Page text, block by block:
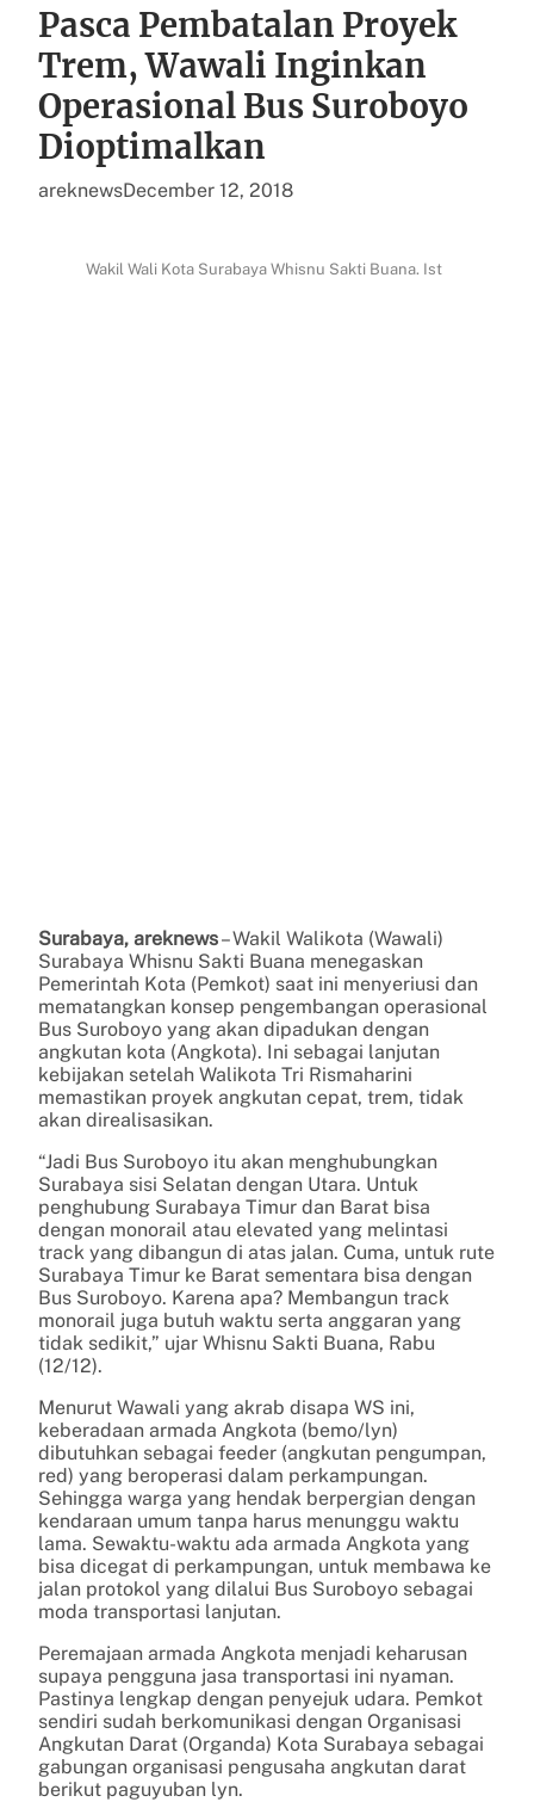
Pasca Pembatalan Proyek
Trem, Wawali Inginkan
Operasional Bus Suroboyo
Dioptimalkan
areknewsDecember 12, 2018
Wakil Wali Kota Surabaya Whisnu Sakti Buana. Ist
Surabaya, areknews– Wakil Walikota (Wawali)
Surabaya Whisnu Sakti Buana menegaskan
Pemerintah Kota (Pemkot) saat ini menyeriusi dan
mematangkan konsep pengembangan operasional
Bus Suroboyo yang akan dipadukan dengan
angkutan kota (Angkota). Ini sebagai lanjutan
kebijakan setelah Walikota Tri Rismaharini
memastikan proyek angkutan cepat, trem, tidak
akan direalisasikan.
“Jadi Bus Suroboyo itu akan menghubungkan
Surabaya sisi Selatan dengan Utara. Untuk
penghubung Surabaya Timur dan Barat bisa
dengan monorail atau elevated yang melintasi
track yang dibangun di atas jalan. Cuma, untuk rute
Surabaya Timur ke Barat sementara bisa dengan
Bus Suroboyo. Karena apa? Membangun track
monorail juga butuh waktu serta anggaran yang
tidak sedikit,” ujar Whisnu Sakti Buana, Rabu
(12/12).
Menurut Wawali yang akrab disapa WS ini,
keberadaan armada Angkota (bemo/lyn)
dibutuhkan sebagai feeder (angkutan pengumpan,
red) yang beroperasi dalam perkampungan.
Sehingga warga yang hendak berpergian dengan
kendaraan umum tanpa harus menunggu waktu
lama. Sewaktu-waktu ada armada Angkota yang
bisa dicegat di perkampungan, untuk membawa ke
jalan protokol yang dilalui Bus Suroboyo sebagai
moda transportasi lanjutan.
Peremajaan armada Angkota menjadi keharusan
supaya pengguna jasa transportasi ini nyaman.
Pastinya lengkap dengan penyejuk udara. Pemkot
sendiri sudah berkomunikasi dengan Organisasi
Angkutan Darat (Organda) Kota Surabaya sebagai
gabungan organisasi pengusaha angkutan darat
berikut paguyuban lyn.